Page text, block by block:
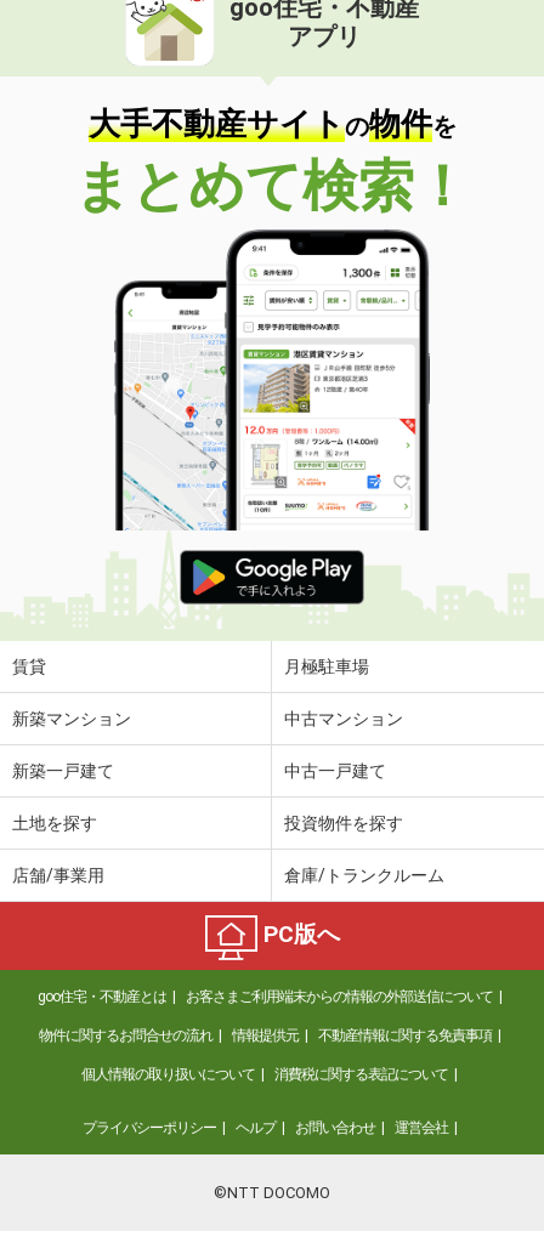
goo住宅・不動産
アプリ
大手不動産サイトの物件を
まとめて検索！
賃貸 月極駐車場
新築マンション 中古マンション
新築一戸建て 中古一戸建て
土地を探す 投資物件を探す
店舗/事業用 倉庫/トランクルーム
PC版へ
goo住宅・不動産とは お客さまご利用端末からの情報の外部送信について
物件に関するお問合せの流れ 情報提供元 不動産情報に関する免責事項
個人情報の取り扱いについて 消費税に関する表記について
プライバシーポリシー ヘルプ お問い合わせ 運営会社
©NTT DOCOMO